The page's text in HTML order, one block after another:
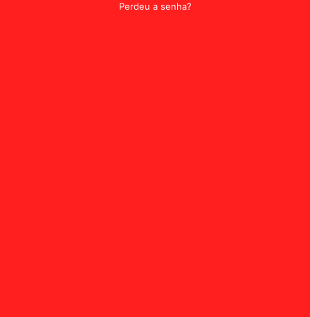
Perdeu a senha?